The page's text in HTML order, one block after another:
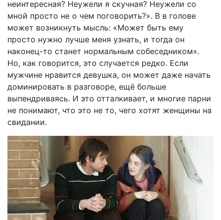
неинтересная? Неужели я скучная? Неужели со
мной просто не о чем поговорить?». В в голове
может возникнуть мысль: «Может быть ему
просто нужно лучше меня узнать, и тогда он
наконец-то станет нормальным собеседником».
Но, как говорится, это случается редко. Если
мужчине нравится девушка, он может даже начать
доминировать в разговоре, ещё больше
выпендриваясь. И это отталкивает, и многие парни
не понимают, что это не то, чего хотят женщины на
свидании.